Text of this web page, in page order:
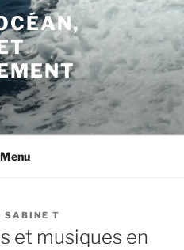
Menu
SABINE T
et musiques en